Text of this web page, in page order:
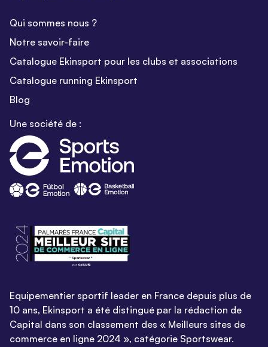
Qui sommes nous ?
Notre savoir-faire
Catalogue Ekinsport pour les clubs et associations
Catalogue running Ekinsport
Blog
Une société de :
Equipementier sportif leader en France depuis plus de
10 ans, Ekinsport a été distingué par la rédaction de
Capital dans son classement des « Meilleurs sites de
commerce en ligne 2024 », catégorie Sportswear.